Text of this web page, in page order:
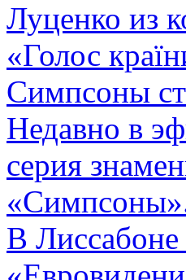
Луценко из
«Голос
Симпсоны
Недавно в
серия
В